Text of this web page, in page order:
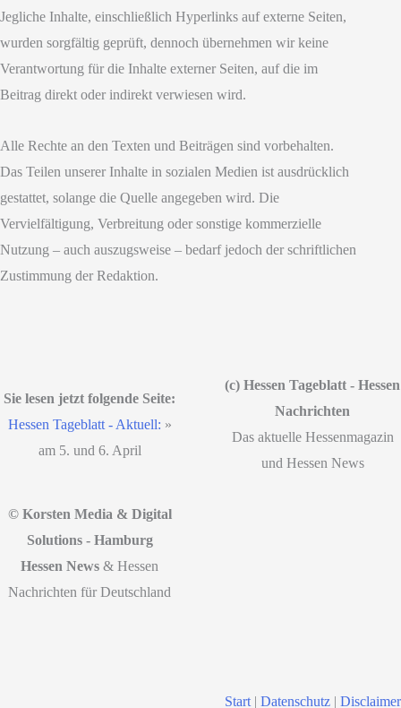
Jegliche Inhalte, einschließlich Hyperlinks auf externe Seiten,
wurden sorgfältig geprüft, dennoch übernehmen wir keine
Verantwortung für die Inhalte externer Seiten, auf die im
Beitrag direkt oder indirekt verwiesen wird.
Alle Rechte an den Texten und Beiträgen sind vorbehalten.
Das Teilen unserer Inhalte in sozialen Medien ist ausdrücklich
gestattet, solange die Quelle angegeben wird. Die
Vervielfältigung, Verbreitung oder sonstige kommerzielle
Nutzung – auch auszugsweise – bedarf jedoch der schriftlichen
Zustimmung der Redaktion.
Sie lesen jetzt folgende Seite:
Hessen Tageblatt - Aktuell: »
am 5. und 6. April
(c) Hessen Tageblatt - Hessen
Nachrichten
Das aktuelle Hessenmagazin
und Hessen News
© Korsten Media & Digital
Solutions - Hamburg
Hessen News & Hessen
Nachrichten für Deutschland
Start | Datenschutz | Disclaimer